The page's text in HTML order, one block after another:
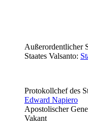
Außerordentlicher
Staates Valsanto:
Protokollchef des
Edward Napiero
Apostolischer
Vakant